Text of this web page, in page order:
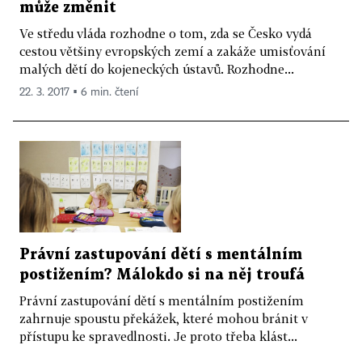
může změnit
Ve středu vláda rozhodne o tom, zda se Česko vydá
cestou většiny evropských zemí a zakáže umisťování
malých dětí do kojeneckých ústavů. Rozhodne...
22. 3. 2017 ▪ 6 min. čtení
Právní zastupování dětí s mentálním
postižením? Málokdo si na něj troufá
Právní zastupování dětí s mentálním postižením
zahrnuje spoustu překážek, které mohou bránit v
přístupu ke spravedlnosti. Je proto třeba klást...